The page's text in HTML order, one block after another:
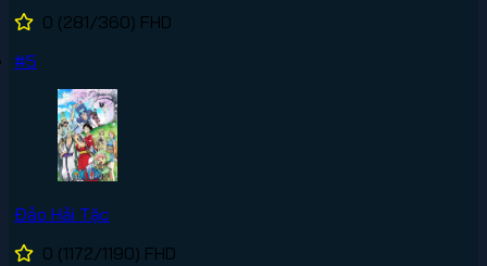
0 (281/360) FHD
#5
Đảo Hải Tặc
0 (1172/1190) FHD